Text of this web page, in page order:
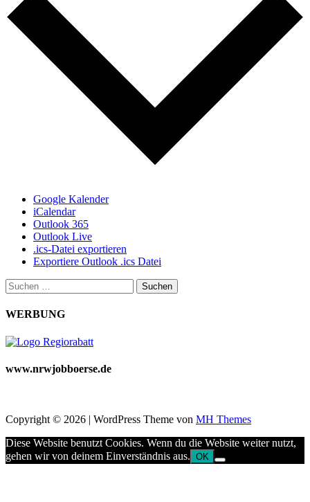
Google Kalender
iCalendar
Outlook 365
Outlook Live
.ics-Datei exportieren
Exportiere Outlook .ics Datei
Suchen
nach:
WERBUNG
www.nrwjobboerse.de
Copyright © 2026 | WordPress Theme von MH Themes
Diese Website benutzt Cookies. Wenn du die Website weiter nutzt,
gehen wir von deinem Einverständnis aus. OK